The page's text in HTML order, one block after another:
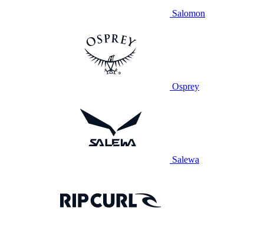
Salomon
Osprey
Salewa